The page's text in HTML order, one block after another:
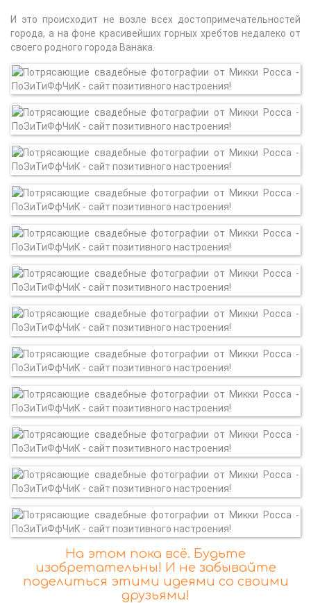
И это происходит не возле всех достопримечательностей
города, а на фоне красивейших горных хребтов недалеко от
своего родного города Ванака.
На этом пока всё. Будьте
изобретательны! И не забывайте
поделиться этими идеями со своими
друзьями!